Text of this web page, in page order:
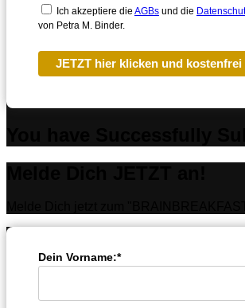
Ich akzeptiere die AGBs und die
von Petra M. Binder.
JETZT hier klicken und
Dein Vorname:*